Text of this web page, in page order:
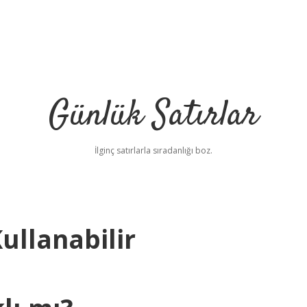
Günlük Satırlar
İlginç satırlarla sıradanlığı boz.